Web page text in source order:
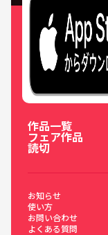
作品一覧
フェア作品
読切
お知らせ
使い方
お問い合わせ
よくある質問